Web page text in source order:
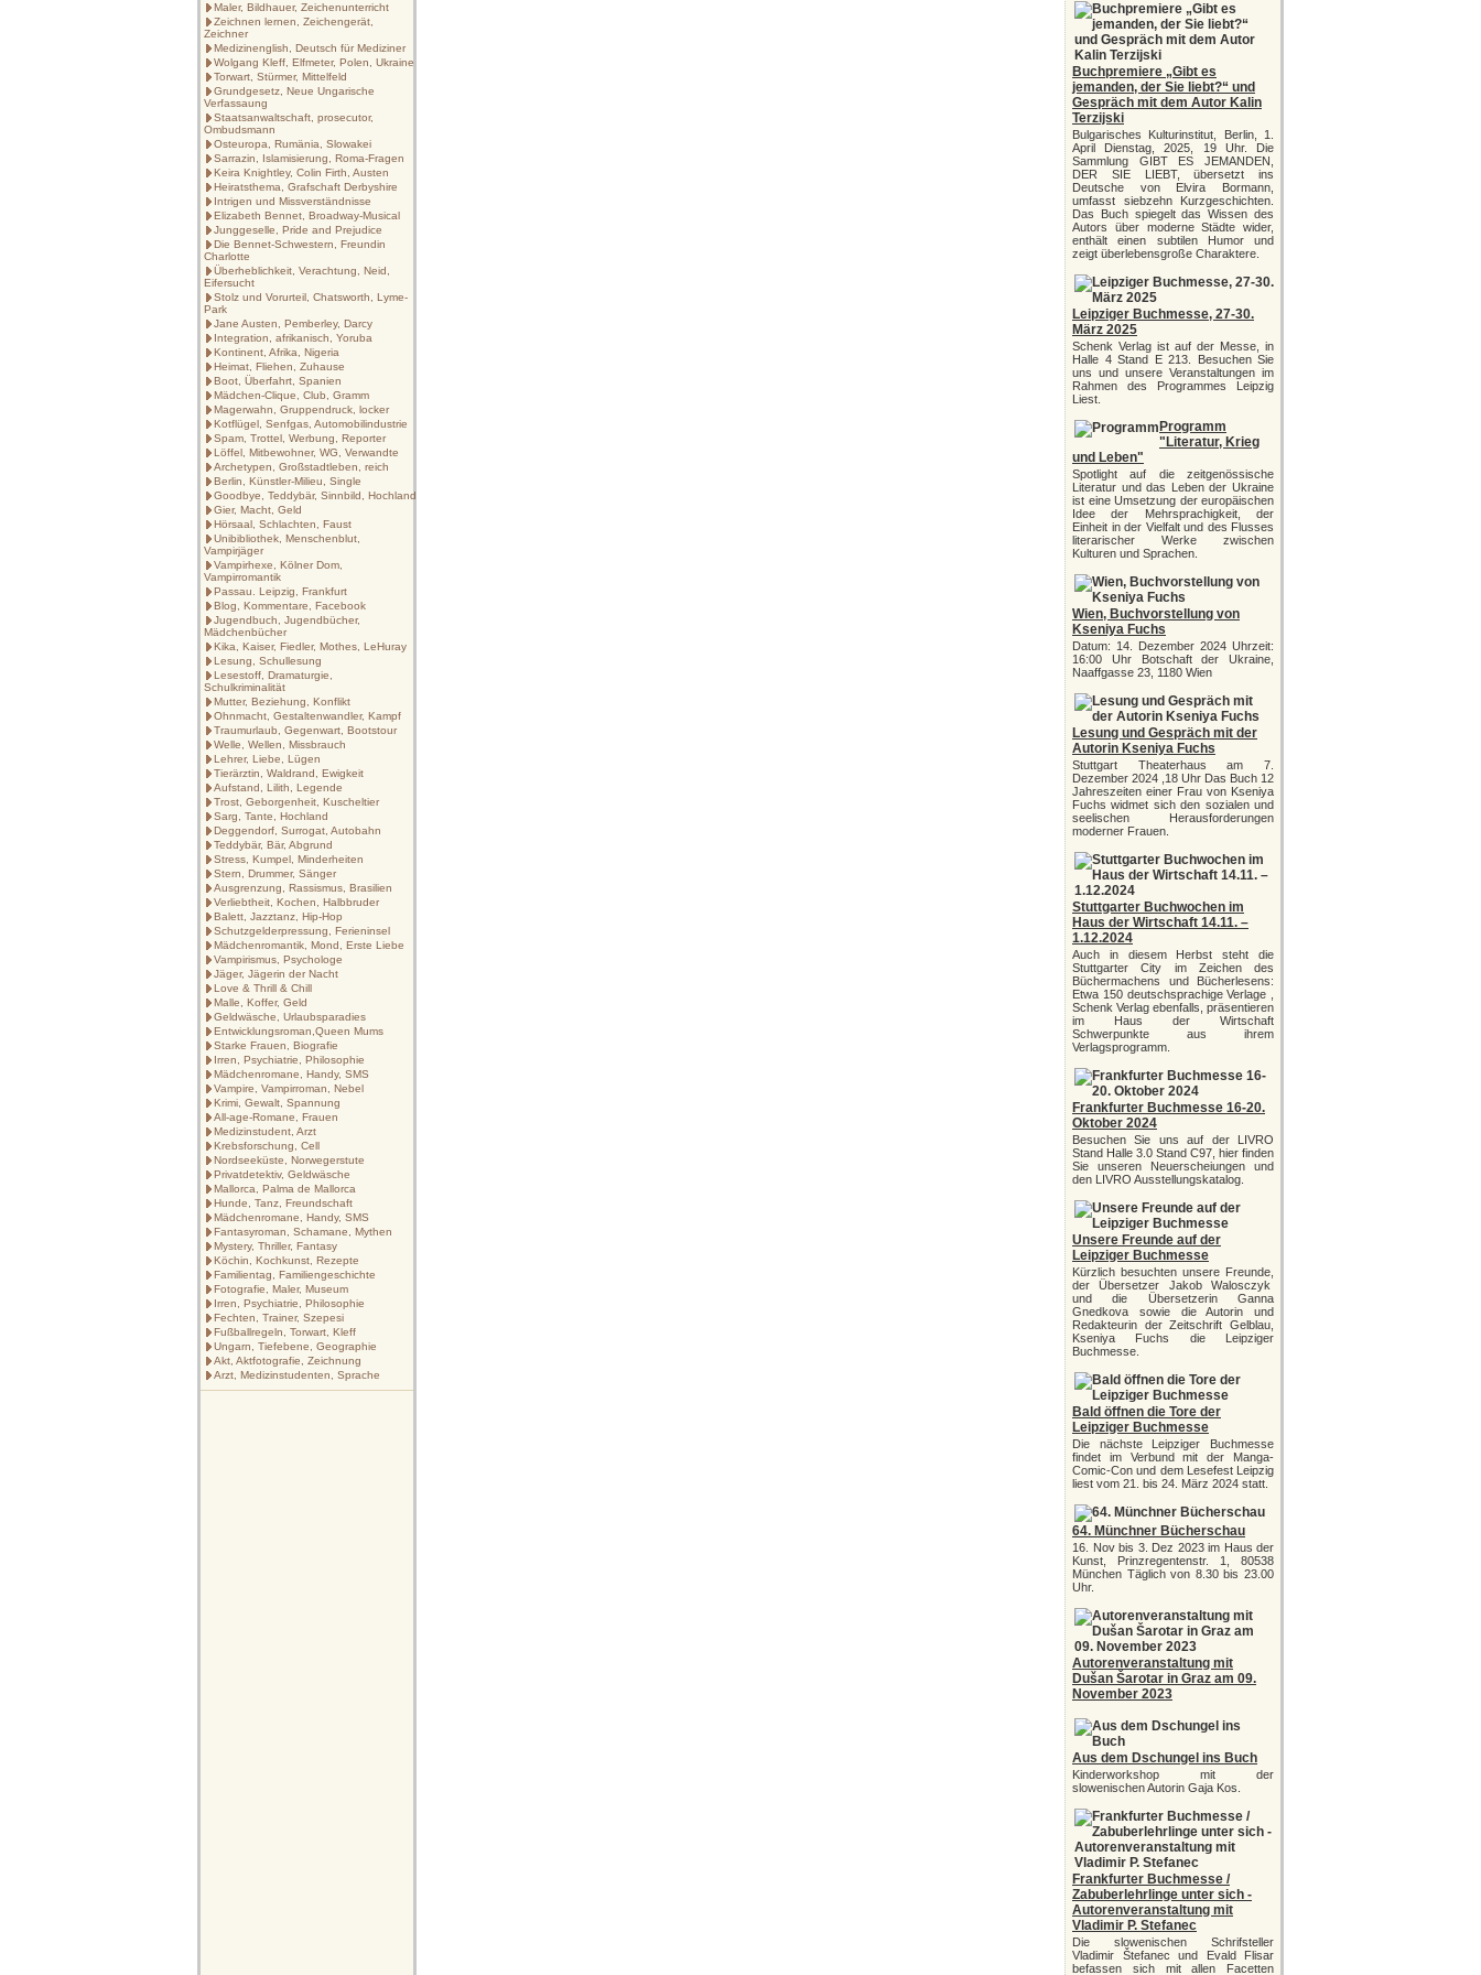
Maler, Bildhauer, Zeichenunterricht
Zeichnen lernen, Zeichengerät,
Zeichner
Medizinenglish, Deutsch für Mediziner
Wolgang Kleff, Elfmeter, Polen, Ukraine
Torwart, Stürmer, Mittelfeld
Grundgesetz, Neue Ungarische
Verfassaung
Staatsanwaltschaft, prosecutor,
Ombudsmann
Osteuropa, Rumänia, Slowakei
Sarrazin, Islamisierung, Roma-Fragen
Keira Knightley, Colin Firth, Austen
Heiratsthema, Grafschaft Derbyshire
Intrigen und Missverständnisse
Elizabeth Bennet, Broadway-Musical
Junggeselle, Pride and Prejudice
Die Bennet-Schwestern, Freundin
Charlotte
Überheblichkeit, Verachtung, Neid,
Eifersucht
Stolz und Vorurteil, Chatsworth, Lyme-
Park
Jane Austen, Pemberley, Darcy
Integration, afrikanisch, Yoruba
Kontinent, Afrika, Nigeria
Heimat, Fliehen, Zuhause
Boot, Überfahrt, Spanien
Mädchen-Clique, Club, Gramm
Magerwahn, Gruppendruck, locker
Kotflügel, Senfgas, Automobilindustrie
Spam, Trottel, Werbung, Reporter
Löffel, Mitbewohner, WG, Verwandte
Archetypen, Großstadtleben, reich
Berlin, Künstler-Milieu, Single
Goodbye, Teddybär, Sinnbild, Hochland
Gier, Macht, Geld
Hörsaal, Schlachten, Faust
Unibibliothek, Menschenblut,
Vampirjäger
Vampirhexe, Kölner Dom,
Vampirromantik
Passau. Leipzig, Frankfurt
Blog, Kommentare, Facebook
Jugendbuch, Jugendbücher,
Mädchenbücher
Kika, Kaiser, Fiedler, Mothes, LeHuray
Lesung, Schullesung
Lesestoff, Dramaturgie,
Schulkriminalität
Mutter, Beziehung, Konflikt
Ohnmacht, Gestaltenwandler, Kampf
Traumurlaub, Gegenwart, Bootstour
Welle, Wellen, Missbrauch
Lehrer, Liebe, Lügen
Tierärztin, Waldrand, Ewigkeit
Aufstand, Lilith, Legende
Trost, Geborgenheit, Kuscheltier
Sarg, Tante, Hochland
Deggendorf, Surrogat, Autobahn
Teddybär, Bär, Abgrund
Stress, Kumpel, Minderheiten
Stern, Drummer, Sänger
Ausgrenzung, Rassismus, Brasilien
Verliebtheit, Kochen, Halbbruder
Balett, Jazztanz, Hip-Hop
Schutzgelderpressung, Ferieninsel
Mädchenromantik, Mond, Erste Liebe
Vampirismus, Psychologe
Jäger, Jägerin der Nacht
Love & Thrill & Chill
Malle, Koffer, Geld
Geldwäsche, Urlaubsparadies
Entwicklungsroman,Queen Mums
Starke Frauen, Biografie
Irren, Psychiatrie, Philosophie
Mädchenromane, Handy, SMS
Vampire, Vampirroman, Nebel
Krimi, Gewalt, Spannung
All-age-Romane, Frauen
Medizinstudent, Arzt
Krebsforschung, Cell
Nordseeküste, Norwegerstute
Privatdetektiv, Geldwäsche
Mallorca, Palma de Mallorca
Hunde, Tanz, Freundschaft
Mädchenromane, Handy, SMS
Fantasyroman, Schamane, Mythen
Mystery, Thriller, Fantasy
Köchin, Kochkunst, Rezepte
Familientag, Familiengeschichte
Fotografie, Maler, Museum
Irren, Psychiatrie, Philosophie
Fechten, Trainer, Szepesi
Fußballregeln, Torwart, Kleff
Ungarn, Tiefebene, Geographie
Akt, Aktfotografie, Zeichnung
Arzt, Medizinstudenten, Sprache
Buchpremiere „Gibt es
jemanden, der Sie liebt?“ und
Gespräch mit dem Autor Kalin
Terzijski
Bulgarisches Kulturinstitut, Berlin, 1.
April Dienstag, 2025, 19 Uhr. Die
Sammlung GIBT ES JEMANDEN,
DER SIE LIEBT, übersetzt ins
Deutsche von Elvira Bormann,
umfasst siebzehn Kurzgeschichten.
Das Buch spiegelt das Wissen des
Autors über moderne Städte wider,
enthält einen subtilen Humor und
zeigt überlebensgroße Charaktere.
Leipziger Buchmesse, 27-30.
März 2025
Schenk Verlag ist auf der Messe, in
Halle 4 Stand E 213. Besuchen Sie
uns und unsere Veranstaltungen im
Rahmen des Programmes Leipzig
Liest.
Programm
"Literatur, Krieg
und Leben"
Spotlight auf die zeitgenössische
Literatur und das Leben der Ukraine
ist eine Umsetzung der europäischen
Idee der Mehrsprachigkeit, der
Einheit in der Vielfalt und des Flusses
literarischer Werke zwischen
Kulturen und Sprachen.
Wien, Buchvorstellung von
Kseniya Fuchs
Datum: 14. Dezember 2024 Uhrzeit:
16:00 Uhr Botschaft der Ukraine,
Naaffgasse 23, 1180 Wien
Lesung und Gespräch mit der
Autorin Kseniya Fuchs
Stuttgart Theaterhaus am 7.
Dezember 2024 ,18 Uhr Das Buch 12
Jahreszeiten einer Frau von Kseniya
Fuchs widmet sich den sozialen und
seelischen Herausforderungen
moderner Frauen.
Stuttgarter Buchwochen im
Haus der Wirtschaft 14.11. –
1.12.2024
Auch in diesem Herbst steht die
Stuttgarter City im Zeichen des
Büchermachens und Bücherlesens:
Etwa 150 deutschsprachige Verlage ,
Schenk Verlag ebenfalls, präsentieren
im Haus der Wirtschaft
Schwerpunkte aus ihrem
Verlagsprogramm.
Frankfurter Buchmesse 16-20.
Oktober 2024
Besuchen Sie uns auf der LIVRO
Stand Halle 3.0 Stand C97, hier finden
Sie unseren Neuerscheiungen und
den LIVRO Ausstellungskatalog.
Unsere Freunde auf der
Leipziger Buchmesse
Kürzlich besuchten unsere Freunde,
der Übersetzer Jakob Walosczyk
und die Übersetzerin Ganna
Gnedkova sowie die Autorin und
Redakteurin der Zeitschrift Gelblau,
Kseniya Fuchs die Leipziger
Buchmesse.
Bald öffnen die Tore der
Leipziger Buchmesse
Die nächste Leipziger Buchmesse
findet im Verbund mit der Manga-
Comic-Con und dem Lesefest Leipzig
liest vom 21. bis 24. März 2024 statt.
64. Münchner Bücherschau
16. Nov bis 3. Dez 2023 im Haus der
Kunst, Prinzregentenstr. 1, 80538
München Täglich von 8.30 bis 23.00
Uhr.
Autorenveranstaltung mit
Dušan Šarotar in Graz am 09.
November 2023
Aus dem Dschungel ins Buch
Kinderworkshop mit der
slowenischen Autorin Gaja Kos.
Frankfurter Buchmesse /
Zabuberlehrlinge unter sich -
Autorenveranstaltung mit
Vladimir P. Stefanec
Die slowenischen Schrifsteller
Vladimir Štefanec und Evald Flisar
befassen sich mit allen Facetten